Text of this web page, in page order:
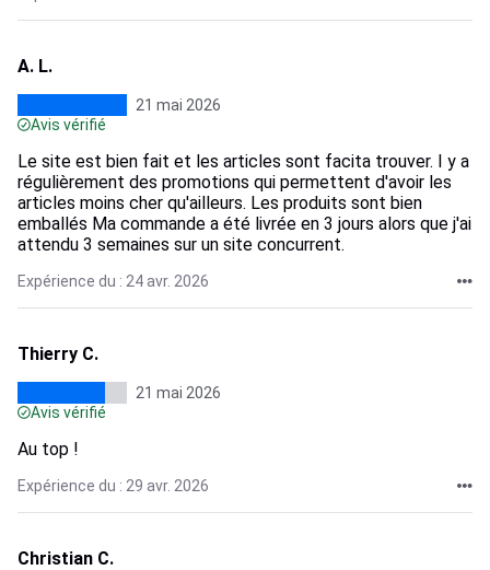
A. L.
21 mai 2026
Avis vérifié
Le site est bien fait et les articles sont facita trouver. I y a
régulièrement des promotions qui permettent d'avoir les
articles moins cher qu'ailleurs. Les produits sont bien
emballés Ma commande a été livrée en 3 jours alors que j'ai
attendu 3 semaines sur un site concurrent.
Expérience du : 24 avr. 2026
Thierry C.
21 mai 2026
Avis vérifié
Au top !
Expérience du : 29 avr. 2026
Christian C.